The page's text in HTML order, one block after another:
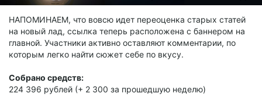
НАПОМИНАЕМ, что вовсю идет переоценка старых статей
на новый лад, ссылка теперь расположена с баннером на
главной. Участники активно оставляют комментарии, по
которым легко найти сюжет себе по вкусу.
Собрано средств:
224 396 рублей (+ 2 300 за прошедшую неделю)